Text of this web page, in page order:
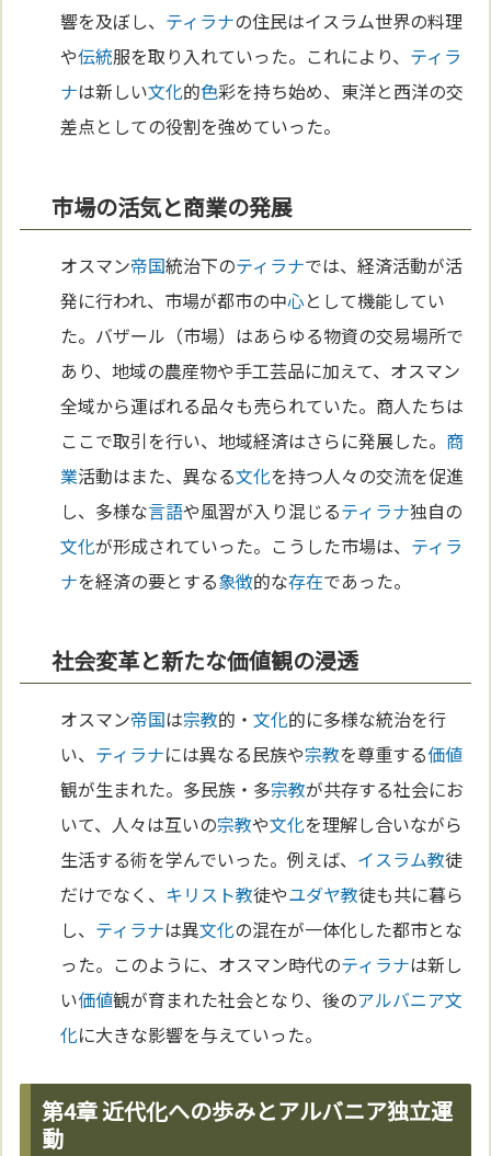
響を及ぼし、 ティラナの住民はイスラム世界の料理
や伝統服を取り入れていった。これにより、 ティラ
ナは新しい文化的色彩を持ち始め、東洋と西洋の交
差点としての役割を強めていった。
市場の活気と商業の発展
オスマン帝国統治下のティラナでは、経済活動が活
発に行われ、市場が都市の中心として機能してい
た。バザール（市場）はあらゆる物資の交易場所で
あり、地域の農産物や手工芸品に加えて、オスマン
全域から運ばれる品々も売られていた。商人たちは
ここで取引を行い、地域経済はさらに発展した。 商
業活動はまた、異なる文化を持つ人々の交流を促進
し、多様な言語や風習が入り混じるティラナ独自の
文化が形成されていった。こうした市場は、 ティラ
ナを経済の要とする象徴的な存在であった。
社会変革と新たな価値観の浸透
オスマン帝国は宗教的・文化的に多様な統治を行
い、 ティラナには異なる民族や宗教を尊重する価値
観が生まれた。多民族・多宗教が共存する社会にお
いて、人々は互いの宗教や文化を理解し合いながら
生活する術を学んでいった。例えば、 イスラム教徒
だけでなく、 キリスト教徒やユダヤ教徒も共に暮ら
し、 ティラナは異文化の混在が一体化した都市とな
った。このように、オスマン時代のティラナは新し
い価値観が育まれた社会となり、後のアルバニア文
化に大きな影響を与えていった。
第4章 近代化への歩みとアルバニア独立運
動